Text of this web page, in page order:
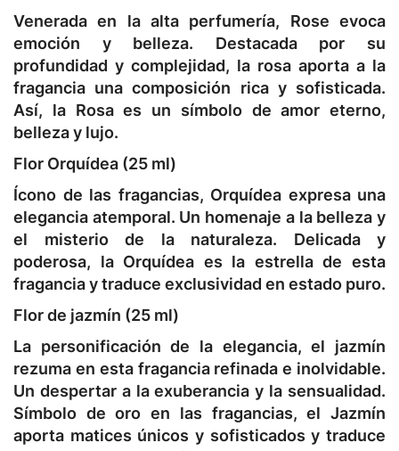
Venerada en la alta perfumería, Rose evoca
emoción y belleza. Destacada por su
profundidad y complejidad, la rosa aporta a la
fragancia una composición rica y sofisticada.
Así, la Rosa es un símbolo de amor eterno,
belleza y lujo.
Flor Orquídea (25 ml)
Ícono de las fragancias, Orquídea expresa una
elegancia atemporal. Un homenaje a la belleza y
el misterio de la naturaleza. Delicada y
poderosa, la Orquídea es la estrella de esta
fragancia y traduce exclusividad en estado puro.
Flor de jazmín (25 ml)
La personificación de la elegancia, el jazmín
rezuma en esta fragancia refinada e inolvidable.
Un despertar a la exuberancia y la sensualidad.
Símbolo de oro en las fragancias, el Jazmín
aporta matices únicos y sofisticados y traduce